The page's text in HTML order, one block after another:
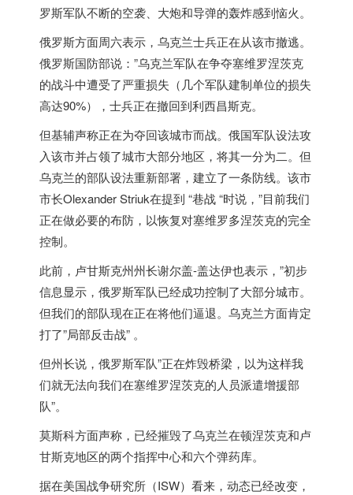
罗斯军队不断的空袭、大炮和导弹的轰炸感到恼火。
俄罗斯方面周六表示，乌克兰士兵正在从该市撤逃。
俄罗斯国防部说：”乌克兰军队在争夺塞维罗涅茨克
的战斗中遭受了严重损失（几个军队建制单位的损失
高达90%），士兵正在撤回到利西昌斯克。
但基辅声称正在为夺回该城市而战。俄国军队设法攻
入该市并占领了城市大部分地区，将其一分为二。但
乌克兰的部队设法重新部署，建立了一条防线。该市
市长Olexander Striuk在提到 “巷战 “时说，”目前我们
正在做必要的布防，以恢复对塞维罗多涅茨克的完全
控制。
此前，卢甘斯克州州长谢尔盖-盖达伊也表示，”初步
信息显示， 俄罗斯军队已经成功控制了大部分城市。
但我们的部队现在正在将他们逼退。乌克兰方面肯定
打了”局部反击战” 。
但州长说， 俄罗斯军队”正在炸毁桥梁，以为这样我
们就无法向我们在塞维罗涅茨克的人员派遣增援部
队”。
莫斯科方面声称，已经摧毁了乌克兰在顿涅茨克和卢
甘斯克地区的两个指挥中心和六个弹药库。
据在美国战争研究所（ISW）看来，动态已经改变，